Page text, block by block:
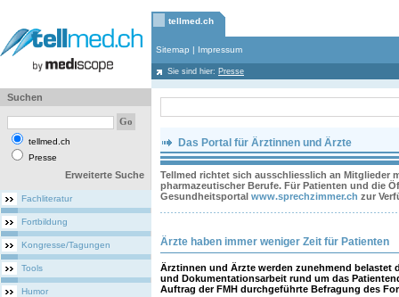
tellmed.ch
Sitemap | Impressum
Sie sind hier: Presse
Suchen
tellmed.ch
Presse
Erweiterte Suche
Fachliteratur
Fortbildung
Kongresse/Tagungen
Tools
Humor
Das Portal für Ärztinnen und Ärzte
Tellmed richtet sich ausschliesslich an Mitglieder
pharmazeutischer Berufe. Für Patienten und die
Gesundheitsportal www.sprechzimmer.ch zur
Ärzte haben immer weniger Zeit für Patienten
Ärztinnen und Ärzte werden zunehmend belastet
und Dokumentationsarbeit rund um das
Auftrag der FMH durchgeführte Befragung des